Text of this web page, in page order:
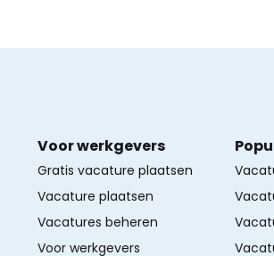
Voor werkgevers
Gratis vacature plaatsen
Vacature plaatsen
Vacatures beheren
Voor werkgevers